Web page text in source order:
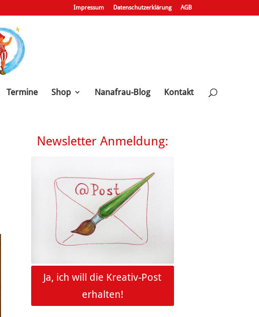
Impressum Datenschutzerklärung AGB
Termine Shop Nanafrau-Blog Kontakt
Newsletter Anmeldung:
Ja, ich will die Kreativ-Post
erhalten!